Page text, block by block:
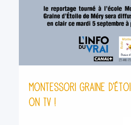
Montessori Graine
on TV !